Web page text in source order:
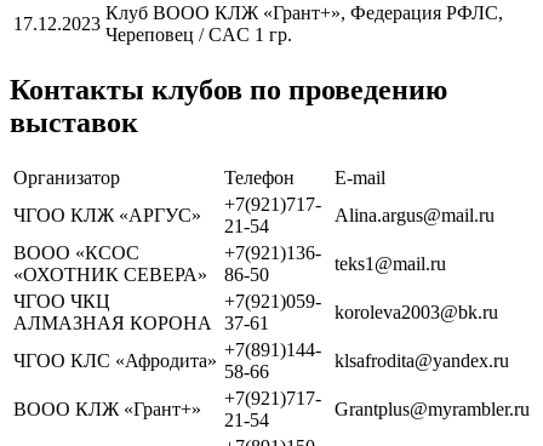
17.12.2023
Клуб ВООО КЛЖ «Грант+», Федерация РФЛС,
Череповец / CAC 1 гр.
Контакты клубов по проведению
выставок
Организатор Телефон
Е-mail
ЧГОО КЛЖ «АРГУС»
+7(921)717-
21-54
Alina.argus@mail.ru
ВООО «КСОС
«ОХОТНИК СЕВЕРА»
+7(921)136-
86-50
teks1@mail.ru
ЧГОО ЧКЦ
АЛМАЗНАЯ КОРОНА
+7(921)059-
37-61
koroleva2003@bk.ru
ЧГОО КЛС «Афродита»
+7(891)144-
58-66
klsafrodita@yandex.ru
ВООО КЛЖ «Грант+»
+7(921)717-
21-54
Grantplus@myrambler.ru